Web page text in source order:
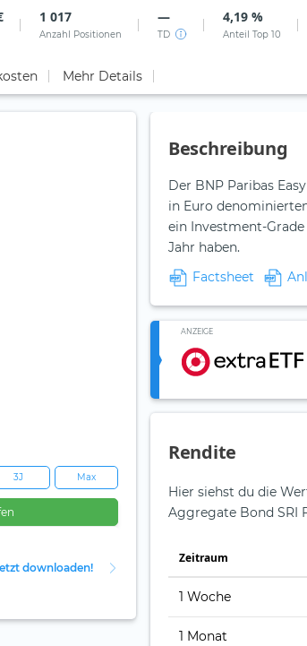
1 017
Anzahl Positionen
—
TD
4,19 %
Anteil Top 10
Mehr Details
3J Max
downloaden!
Beschreibung
Der BNP Paribas
in Euro
ein Investment-
Jahr haben.
Factsheet
ANZEIGE
Rendite
Hier siehst du die
Aggregate Bond SRI
Zeit­raum
1 Woche
1 Monat